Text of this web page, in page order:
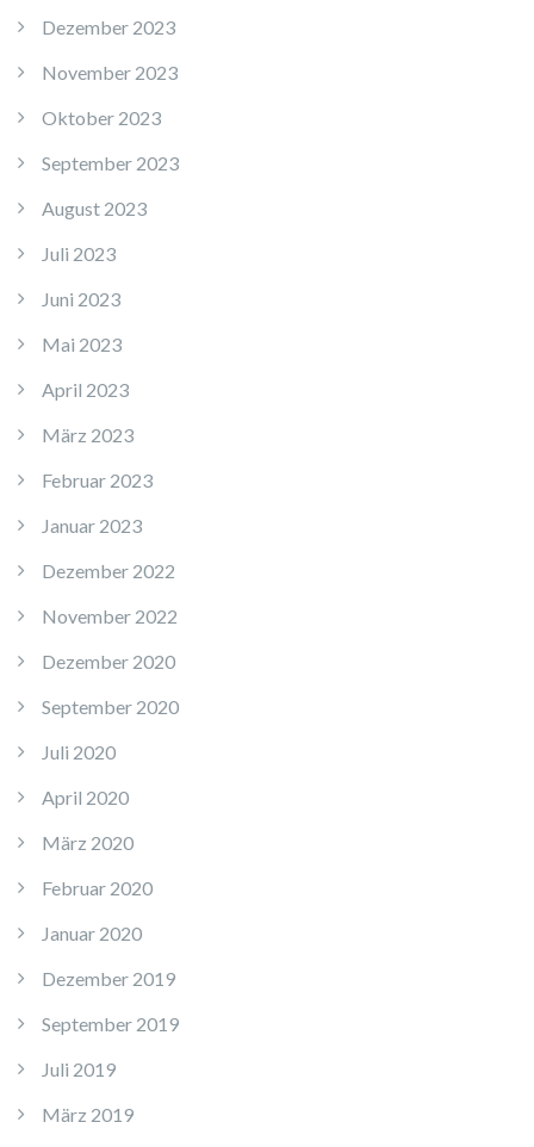
Dezember 2023
November 2023
Oktober 2023
September 2023
August 2023
Juli 2023
Juni 2023
Mai 2023
April 2023
März 2023
Februar 2023
Januar 2023
Dezember 2022
November 2022
Dezember 2020
September 2020
Juli 2020
April 2020
März 2020
Februar 2020
Januar 2020
Dezember 2019
September 2019
Juli 2019
März 2019